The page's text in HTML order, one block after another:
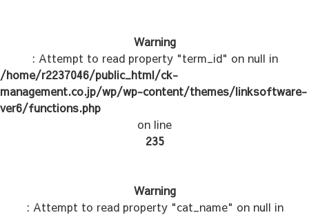
Warning
: Attempt to read property "term_id" on null in
/home/r2237046/public_html/ck-
management.co.jp/wp/wp-content/themes/linksoftware-
ver6/functions.php
on line
235
Warning
: Attempt to read property "cat_name" on null in